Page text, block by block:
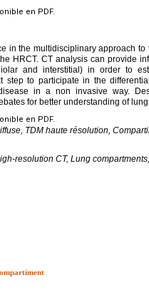
en PDF.
in the multidisciplinary approach
HRCT. CT analysis can provide
and interstitial) in order to
to participate in the
in a non invasive way.
for better understanding of
en PDF.
TDM haute résolution,
resolution CT, Lung